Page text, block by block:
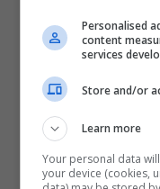
Promo
Personalised
content
services
Store and/or
Learn more
Your personal data
your device (cookies,